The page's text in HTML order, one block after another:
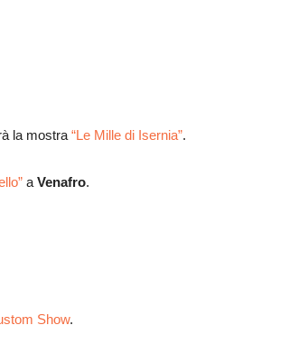
la mostra “Le Mille di Isernia”.
a Venafro.
Show.